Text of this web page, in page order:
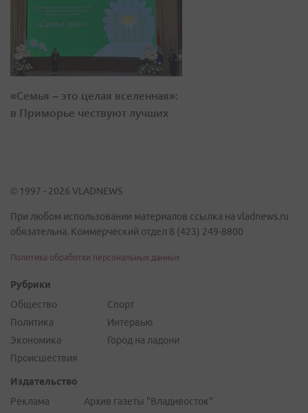
«Семья – это целая вселенная»:
в Приморье чествуют лучших
© 1997 - 2026 VLADNEWS
При любом использовании материалов ссылка на vladnews.ru
обязательна. Коммерческий отдел 8 (423) 249-8800
Политика обработки персональных данных
Рубрики
Общество
Политика
Экономика
Происшествия
Спорт
Интервью
Город на ладони
Издательство
Реклама
Архив газеты "Владивосток"